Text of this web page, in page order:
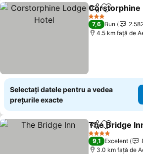
DistribuițiAdăugaţi
Corstorphine
3 Stele
7,6 Bun
4.5 km faţă de
Selectați datele pentru a vedea
prețurile exacte
DistribuițiAdăugaţi
The Bridge
4 Stele
9,1 Excelent
3.0 km faţă de